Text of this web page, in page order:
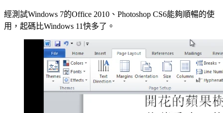
經測試Windows 7的Office 2010、Photoshop CS6能夠順暢的使
用，起碼比Windows 11快多了。